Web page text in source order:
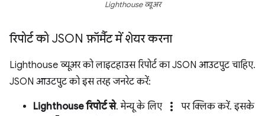
Lighthouse व्यूअर
रिपोर्ट को JSON फ़ॉर्मैट में शेयर करना
Lighthouse व्यूअर को लाइटहाउस रिपोर्ट का JSON आउटपुट चाहिए.
JSON आउटपुट को इस तरह जनरेट करें:
Lighthouse रिपोर्ट से. मेन्यू के लिए more_vert
पर क्लिक करें. इसके